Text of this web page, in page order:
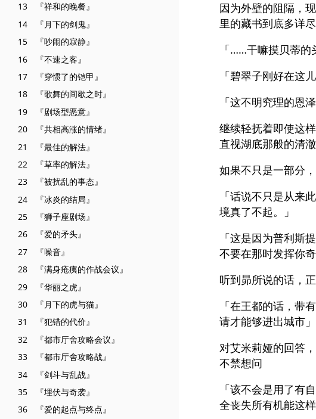
13 『祥和的晚餐』
14 『月下的剑鬼』
15 『吵闹的寂静』
16 『不速之客』
17 『穿惯了的铠甲』
18 『歌舞的间歇之时』
19 『剧场型恶意』
20 『共相高涨的情绪』
21 『最佳的解法』
22 『草率的解法』
23 『被扰乱的事态』
24 『冰炎的结局』
25 『狮子座剧场』
26 『爱的矛头』
27 『噪音』
28 『满身疮痍的作战会议』
29 『华丽之虎』
30 『月下的虎与猫』
31 『犯错的代价』
32 『都市厅舍攻略会议』
33 『都市厅舍攻略战』
34 『剑斗与乱战』
35 『埋伏与奇袭』
36 『爱的起点与终点』
因为外壁的阻隔，
里的藏书到底多详
「……干嘛摸贝蒂的
「碧翠子刚好在这
「这不明究理的恩
继续轻抚着即使这
直视湖底那般的清
如果不只是一部分
「话说不只是从来
境真了不起。」
「这是因为普利斯
不要在那时发挥你
听到昴所说的话，
「在王都的话，带
请才能够进出城市」
对艾米莉娅的回答
不禁想问
「该不会是用了有
全丧失所有机能这样